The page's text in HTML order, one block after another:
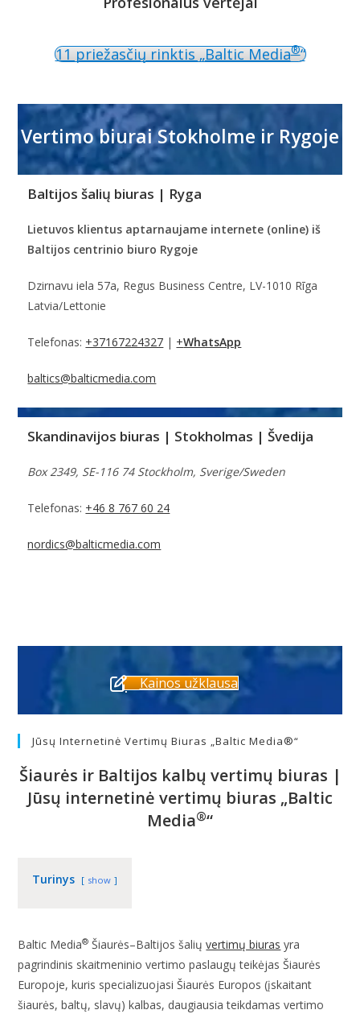
11 priežasčių rinktis „Baltic Media®“
Vertimo biurai Stokholme ir Rygoje
Baltijos šalių biuras | Ryga
Lietuvos klientus aptarnaujame internete (online) iš
Baltijos centrinio biuro Rygoje
Dzirnavu iela 57a, Regus Business Centre, LV-1010 Rīga
Latvia/Lettonie
Telefonas: +37167224327 | +WhatsApp
baltics@balticmedia.com
Skandinavijos biuras | Stokholmas | Švedija
Box 2349, SE-116 74 Stockholm, Sverige/Sweden
Telefonas: +46 8 767 60 24
nordics@balticmedia.com
Kainos užklausa
Jūsų Internetinė Vertimų Biuras „Baltic Media®“
Šiaurės ir Baltijos kalbų vertimų biuras |
Jūsų internetinė vertimų biuras „Baltic
Media®“
Turinys show
Baltic Media® Šiaurės–Baltijos šaliųvertimų biuras yra
pagrindinis skaitmeninio vertimo paslaugų teikėjas Šiaurės
Europoje, kuris specializuojasi Šiaurės Europos (įskaitant
šiaurės, baltų, slavų) kalbas, daugiausia teikdamas vertimo